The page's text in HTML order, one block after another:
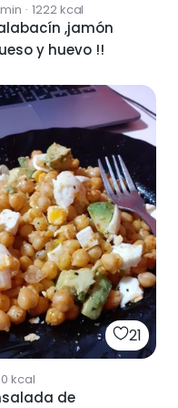
· 1222kcal
,jamón
y huevo !!
21
kcal
de